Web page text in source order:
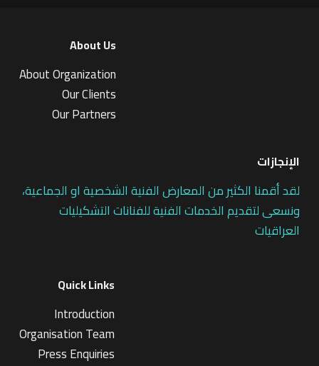
About Us
About Organization
Our Clients
Our Partners
الإنجازات
لقد أقمنا الكثير من المعارض الفنية الشخصية او الجماعية،
ونسعى لتقديم الخدمات الفنية للفنانات التشكيليات
العراقيات
Quick Links
Introduction
Organisation Team
Press Enquiries